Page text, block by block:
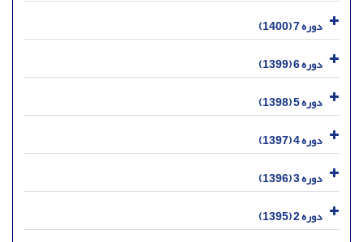
دوره 7 (1400)
دوره 6 (1399)
دوره 5 (1398)
دوره 4 (1397)
دوره 3 (1396)
دوره 2 (1395)